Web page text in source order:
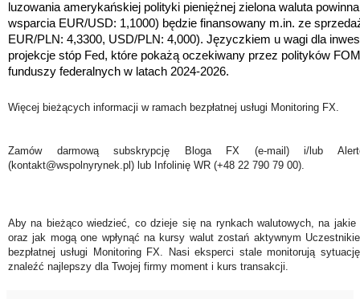
luzowania amerykańskiej polityki pieniężnej zielona waluta
wsparcia EUR/USD: 1,1000) będzie finansowany m.in. ze
EUR/PLN: 4,3300, USD/PLN: 4,000). Języczkiem u wagi dla
projekcje stóp Fed, które pokażą oczekiwany przez polityków
funduszy federalnych w latach 2024-2026.
Więcej bieżących informacji w ramach bezpłatnej usługi Monitoring FX.
Zamów darmową subskrypcję Bloga FX (e-mail) i/lub
(kontakt@wspolnyrynek.pl) lub Infolinię WR (+48 22 790 79 00).
Aby na bieżąco wiedzieć, co dzieje się na rynkach walutowych, na
oraz jak mogą one wpłynąć na kursy walut zostań aktywnym
bezpłatnej usługi Monitoring FX. Nasi eksperci stale monitorują
znaleźć najlepszy dla Twojej firmy moment i kurs transakcji.